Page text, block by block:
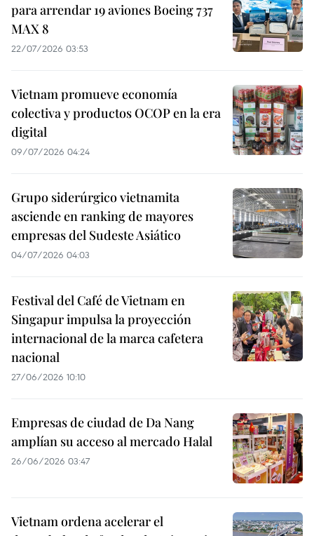
para arrendar 19 aviones Boeing 737
MAX 8
22/07/2026 03:53
Vietnam promueve economía
colectiva y productos OCOP en la era
digital
09/07/2026 04:24
Grupo siderúrgico vietnamita
asciende en ranking de mayores
empresas del Sudeste Asiático
04/07/2026 04:03
Festival del Café de Vietnam en
Singapur impulsa la proyección
internacional de la marca cafetera
nacional
27/06/2026 10:10
Empresas de ciudad de Da Nang
amplían su acceso al mercado Halal
26/06/2026 03:47
Vietnam ordena acelerar el